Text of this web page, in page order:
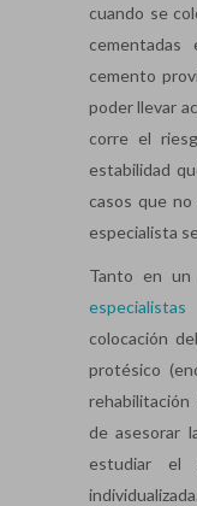
cuando se
cemento
poder llevar
corre el
estabilidad
casos que
especialista
Tanto en
especialistas
colocación
protésico
rehabilitación
de asesorar
estudiar el
individualizada.